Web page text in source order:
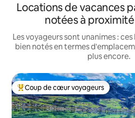
Locations de vacances
notées à
Les voyageurs sont unanimes :
bien notés en termes
plus encore.
Coups de cœur voyageurs les plus
Coup de cœur voyageurs